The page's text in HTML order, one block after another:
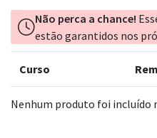
Não perca a chance!
estão garantidos nos
Curso
Nenhum produto foi incluído